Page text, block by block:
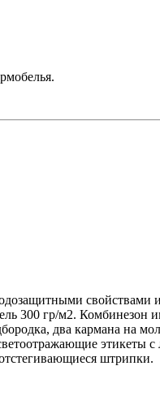
свойствами
300 гр/м2.
два кармана на
штрипки.